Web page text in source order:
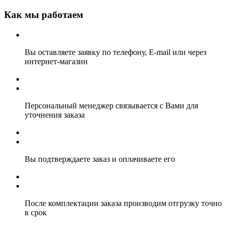
Как мы работаем
Вы оставляете заявку по телефону, E-mail или через
интернет-магазин
Персональный менеджер связывается с Вами для
уточнения заказа
Вы подтверждаете заказ и оплачиваете его
После комплектации заказа производим отгрузку точно
в срок